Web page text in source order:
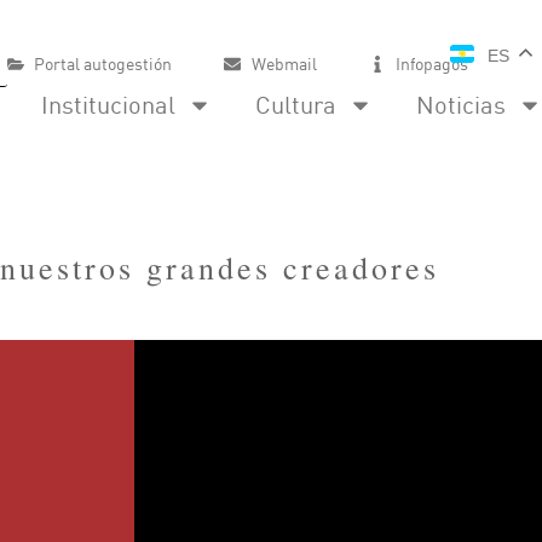
Institucional Cultura Noticias
Portal autogestión Webmail Infopagos ES
grandes creadores